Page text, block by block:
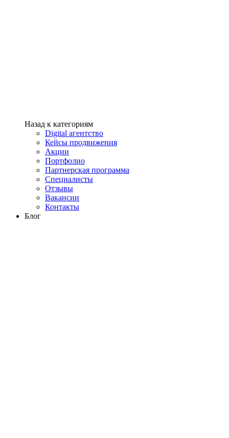
Назад к категориям
Digital агентство
Кейсы продвижения
Акции
Портфолио
Партнерская программа
Специалисты
Отзывы
Вакансии
Контакты
Блог